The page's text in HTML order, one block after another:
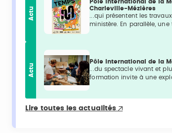
Actu
Pôle International de la
Charleville-Mézières
...qui présentent les
ministère. En parallèle, une
Actu
Pôle International de la
...du spectacle vivant et
formation invite à une
Lire toutes les actualités